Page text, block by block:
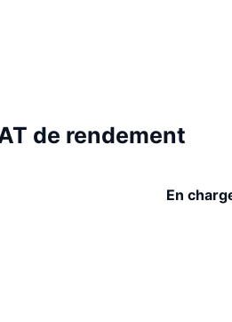
de rendement
En